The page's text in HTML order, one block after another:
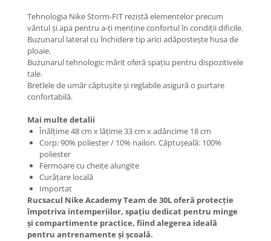
Tehnologia Nike Storm-FIT rezistă elementelor precum
vântul și apa pentru a-ți menține confortul în condiții dificile.
Buzunarul lateral cu închidere tip arici adăpostește husa de
ploaie.
Buzunarul tehnologic mărit oferă spațiu pentru dispozitivele
tale.
Bretlele de umăr căptușite și reglabile asigură o purtare
confortabilă.
Mai multe detalii
Înălțime 48 cm x lățime 33 cm x adâncime 18 cm
Corp: 90% poliester / 10% nailon. Căptușeală: 100%
poliester
Fermoare cu cheițe alungite
Curățare locală
Importat
Rucsacul Nike Academy Team de 30L oferă protecție
împotriva intemperiilor, spațiu dedicat pentru minge
și compartimente practice, fiind alegerea ideală
pentru antrenamente și școală.